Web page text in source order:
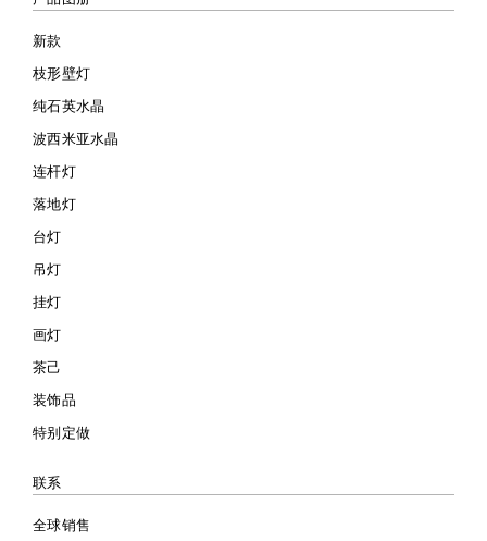
新款
枝形壁灯
纯石英水晶
波西米亚水晶
连杆灯
落地灯
台灯
吊灯
挂灯
画灯
茶己
装饰品
特别定做
联系
全球销售